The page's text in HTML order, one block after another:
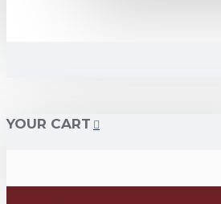
YOUR CART